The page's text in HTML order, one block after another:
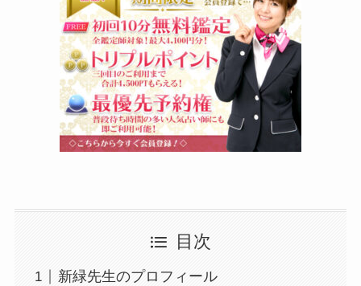
目次
新緑先生のプロフィール